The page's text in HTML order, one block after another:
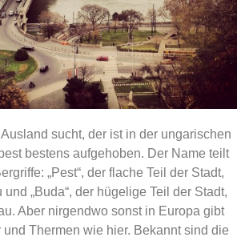
sucht, der ist in der ungarischen
bestens aufgehoben. Der Name teilt
„Pest“, der flache Teil der Stadt,
„Buda“, der hügelige Teil der Stadt,
Aber nirgendwo sonst in Europa gibt
Thermen wie hier. Bekannt sind die